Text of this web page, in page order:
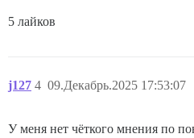
5 лайков
j127 09.Декабрь.2025 17:53:07
4
У меня нет чёткого мнения по